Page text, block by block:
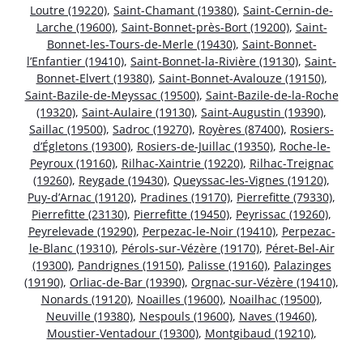
Loutre (19220), Saint-Chamant (19380), Saint-Cernin-de-
Larche (19600), Saint-Bonnet-près-Bort (19200), Saint-
Bonnet-les-Tours-de-Merle (19430), Saint-Bonnet-
l’Enfantier (19410), Saint-Bonnet-la-Rivière (19130), Saint-
Bonnet-Elvert (19380), Saint-Bonnet-Avalouze (19150),
Saint-Bazile-de-Meyssac (19500), Saint-Bazile-de-la-Roche
(19320), Saint-Aulaire (19130), Saint-Augustin (19390),
Saillac (19500), Sadroc (19270), Royères (87400), Rosiers-
d’Égletons (19300), Rosiers-de-Juillac (19350), Roche-le-
Peyroux (19160), Rilhac-Xaintrie (19220), Rilhac-Treignac
(19260), Reygade (19430), Queyssac-les-Vignes (19120),
Puy-d’Arnac (19120), Pradines (19170), Pierrefitte (79330),
Pierrefitte (23130), Pierrefitte (19450), Peyrissac (19260),
Peyrelevade (19290), Perpezac-le-Noir (19410), Perpezac-
le-Blanc (19310), Pérols-sur-Vézère (19170), Péret-Bel-Air
(19300), Pandrignes (19150), Palisse (19160), Palazinges
(19190), Orliac-de-Bar (19390), Orgnac-sur-Vézère (19410),
Nonards (19120), Noailles (19600), Noailhac (19500),
Neuville (19380), Nespouls (19600), Naves (19460),
Moustier-Ventadour (19300), Montgibaud (19210),